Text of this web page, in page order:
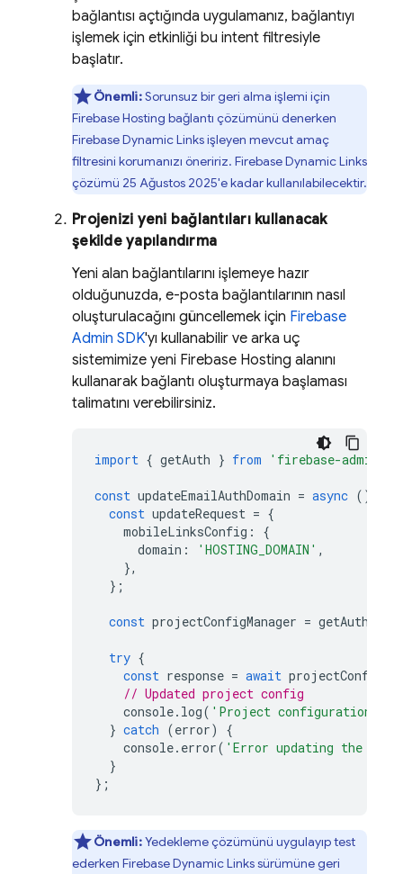
bağlantısı açtığında uygulamanız, bağlantıyı
işlemek için etkinliği bu intent filtresiyle
başlatır.
Önemli:Sorunsuz bir geri alma işlemi için
Firebase Hosting bağlantı çözümünü denerken
Firebase Dynamic Linksişleyen mevcut amaç
filtresini korumanızı öneririz. Firebase Dynamic Links
çözümü 25 Ağustos 2025'e kadar kullanılabilecektir.
Projenizi yeni bağlantıları kullanacak
şekilde yapılandırma
Yeni alan bağlantılarını işlemeye hazır
olduğunuzda, e-posta bağlantılarının nasıl
oluşturulacağını güncellemek için Firebase
Admin SDK'yı kullanabilir ve arka uç
sistemimize yeni Firebase Hosting alanını
kullanarak bağlantı oluşturmaya başlaması
talimatını verebilirsiniz.
import { getAuth } from 'firebase-admin/
const updateEmailAuthDomain = async ()
const updateRequest = {
mobileLinksConfig :
{
domain : 'HOSTING_DOMAIN' ,
},
};
const projectConfigManager = getAuth
try {
const response = await
// Updated project config
console. log( 'Project configuration
} catch (error)
{
console. error( 'Error updating the
}
};
Önemli:Yedekleme çözümünü uygulayıp test
ederken Firebase Dynamic Linkssürümüne geri